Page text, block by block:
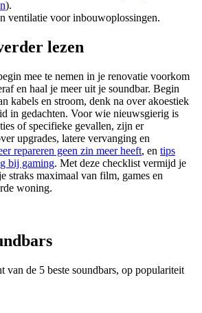
).
ventilatie voor inbouwoplossingen.
lezen
mee te nemen in je renovatie voorkom
en haal je meer uit je soundbar. Begin
kabels en stroom, denk na over akoestiek
in gedachten. Voor wie nieuwsgierig is
of specifieke gevallen, zijn er
upgrades, latere vervanging en
repareren geen zin meer heeft, en tips
bij gaming. Met deze checklist vermijd je
straks maximaal van film, games en
woning.
van de 5 beste soundbars, op populariteit